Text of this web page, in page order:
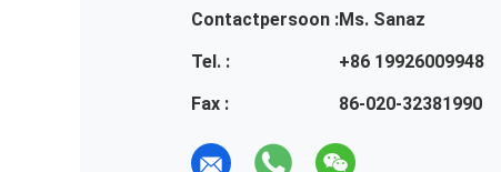
Contactpersoon :Ms. Sanaz
Tel. :
+86 19926009948
Fax :
86-020-32381990